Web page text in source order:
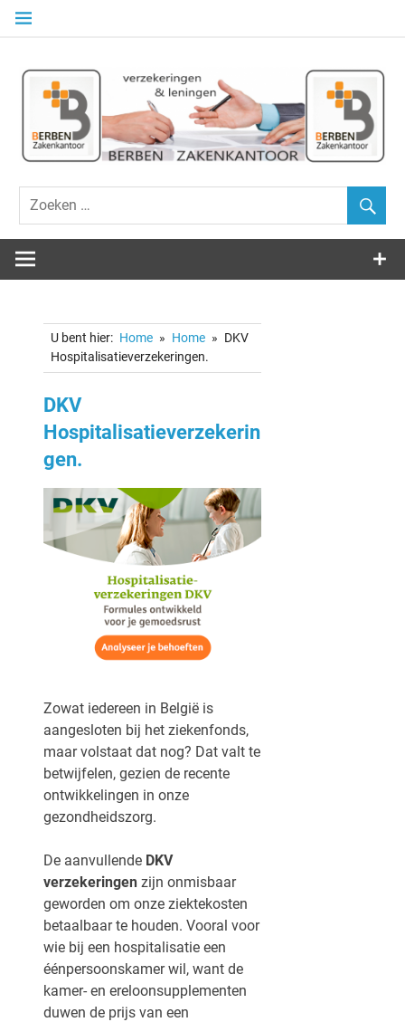
Naar
springen
BERBEN
U bent hier: Home Home
DKV
Hospitalisatieverzekeringen.
DKV
Hospitalisatieverzekerin
gen.
Zowat iedereen in België is
aangesloten bij het ziekenfonds,
maar volstaat dat nog? Dat valt te
betwijfelen, gezien de recente
ontwikkelingen in onze
gezondheidszorg.
De aanvullende DKV
verzekeringenzijn onmisbaar
geworden om onze ziektekosten
betaalbaar te houden. Vooral voor
wie bij een hospitalisatie een
éénpersoonskamer wil, want de
kamer- en ereloonsupplementen
duwen de prijs van een